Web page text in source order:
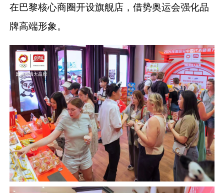
在巴黎核心商圈开设旗舰店，借势奥运会强化品
牌高端形象。